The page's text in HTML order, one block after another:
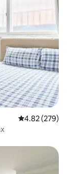
औसत रेटिंग 5 में से
4.82 (279)